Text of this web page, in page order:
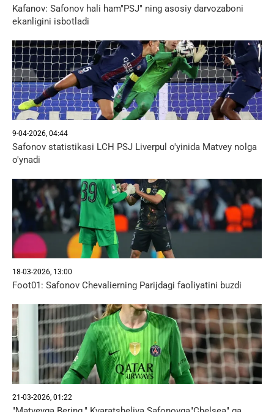
Kafanov: Safonov hali ham"PSJ" ning asosiy darvozaboni
ekanligini isbotladi
9-04-2026, 04:44
Safonov statistikasi LCH PSJ Liverpul o'yinida Matvey nolga
o'ynadi
18-03-2026, 13:00
Foot01: Safonov Chevalierning Parijdagi faoliyatini buzdi
21-03-2026, 01:22